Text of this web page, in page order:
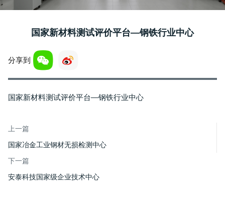
国家新材料测试评价平台—钢铁行业中心
分享到
国家新材料测试评价平台—钢铁行业中心
上一篇
国家冶金工业钢材无损检测中心
下一篇
安泰科技国家级企业技术中心